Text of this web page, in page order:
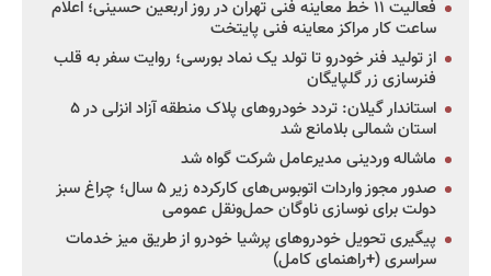
فعالیت ۱۱ خط معاینه فنی تهران در روز اربعین حسینی؛ اعلام
ساعت کار مراکز معاینه فنی پایتخت
از تولید فنر خودرو تا تولد یک نماد بورسی؛ روایت سفر به قلب
فنرسازی زر گلپایگان
استاندار گیلان: تردد خودروهای پلاک منطقه آزاد انزلی در ۵
استان شمالی بلامانع شد
ماشاله وردینی مدیرعامل شرکت گواه شد
صدور مجوز واردات اتوبوس‌های کارکرده زیر ۵ سال؛ چراغ سبز
دولت برای نوسازی ناوگان حمل‌ونقل عمومی
پیگیری تحویل خودروهای پرشیا خودرو از طریق میز خدمات
سراسری (+راهنمای کامل)